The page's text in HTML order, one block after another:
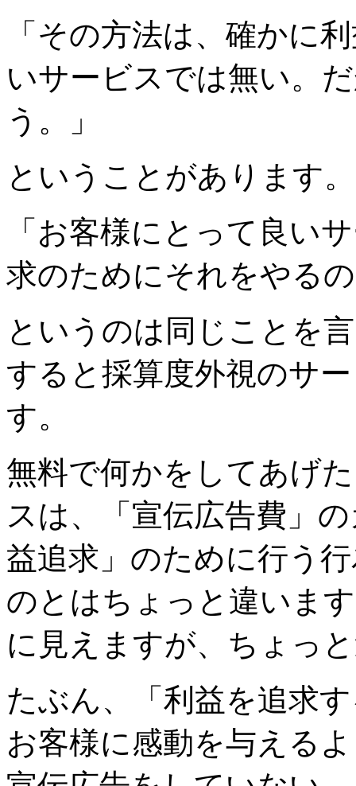
「その方法は、確かに
いサービスでは無い。
う。」
ということがあります
「お客様にとって良い
求のためにそれをやる
というのは同じことを
すると採算度外視のサ
す。
無料で何かをしてあげ
スは、「宣伝広告費」
益追求」のために行う
のとはちょっと違いま
に見えますが、ちょっ
たぶん、「利益を追求
お客様に感動を与える